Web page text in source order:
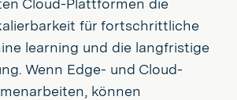
Cloud-Plattformen die
für fortschrittliche
learning und die langfristige
Wenn Edge- und Cloud-
können